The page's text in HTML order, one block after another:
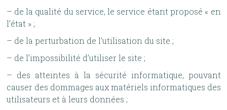
– de la qualité du service, le service étant proposé « en
l’état » ;
– de la perturbation de l’utilisation du site ;
– de l’impossibilité d’utiliser le site ;
– des atteintes à la sécurité informatique, pouvant
causer des dommages aux matériels informatiques des
utilisateurs et à leurs données ;